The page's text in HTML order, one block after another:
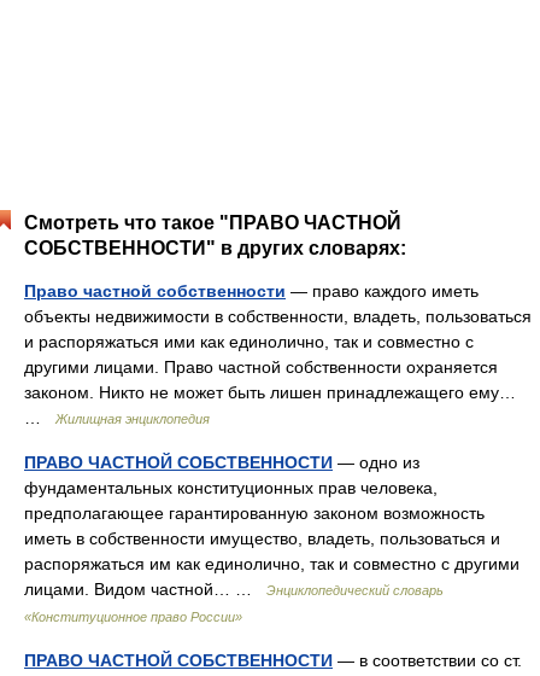
Смотреть что такое "ПРАВО ЧАСТНОЙ
СОБСТВЕННОСТИ" в других словарях:
Право частной собственности — право каждого иметь
объекты недвижимости в собственности, владеть, пользоваться
и распоряжаться ими как единолично, так и совместно с
другими лицами. Право частной собственности охраняется
законом. Никто не может быть лишен принадлежащего ему…
Жилищная энциклопедия
ПРАВО ЧАСТНОЙ СОБСТВЕННОСТИ — одно из
фундаментальных конституционных прав человека,
предполагающее гарантированную законом возможность
иметь в собственности имущество, владеть, пользоваться и
распоряжаться им как единолично, так и совместно с другими
лицами. Видом частной… …
Энциклопедический словарь
«Конституционное право России»
ПРАВО ЧАСТНОЙ СОБСТВЕННОСТИ — в соответствии со ст.